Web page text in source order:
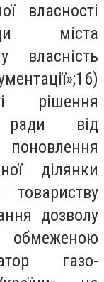
власності
міста
власність
рішення
ради від
ділянки
товариству
дозволу
газо-